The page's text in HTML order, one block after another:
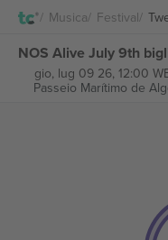
Musica Festival
NOS Alive July 9th
gio, lug 09 26, 12:00
Passeio Marítimo de